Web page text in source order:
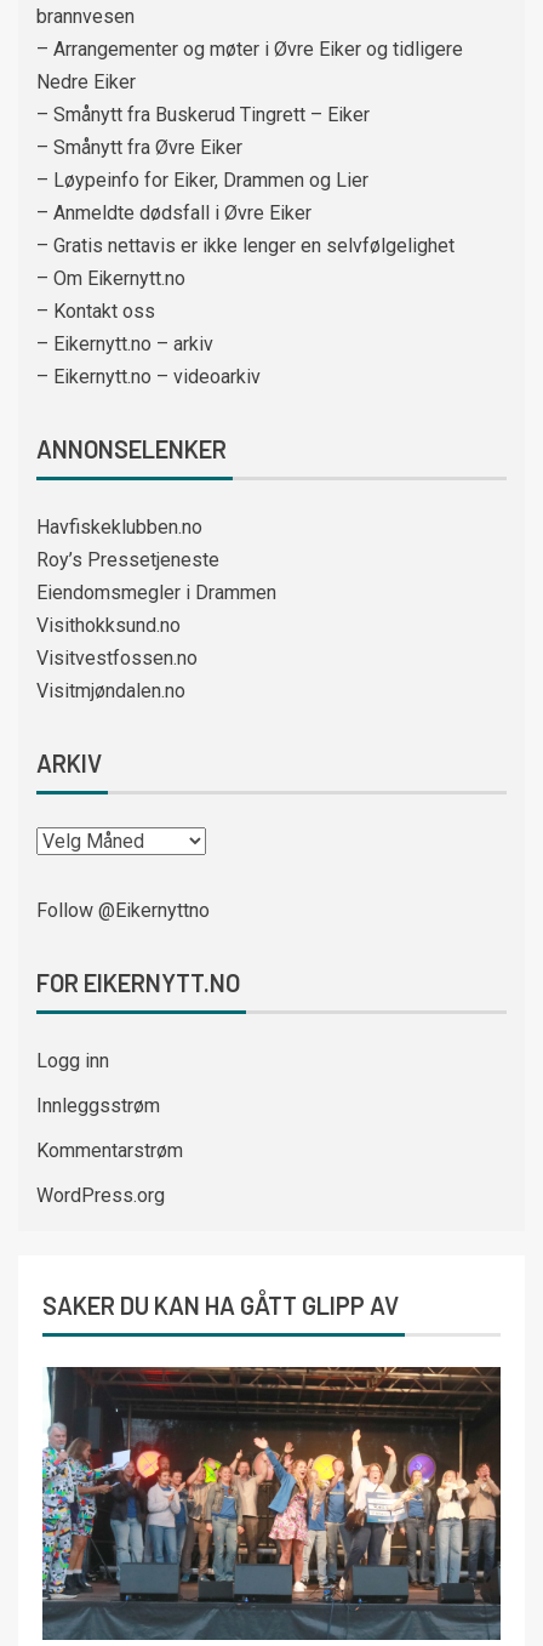
brannvesen
– Arrangementer og møter i Øvre Eiker og tidligere
Nedre Eiker
– Smånytt fra Buskerud Tingrett – Eiker
– Smånytt fra Øvre Eiker
– Løypeinfo for Eiker, Drammen og Lier
– Anmeldte dødsfall i Øvre Eiker
– Gratis nettavis er ikke lenger en selvfølgelighet
– Om Eikernytt.no
– Kontakt oss
– Eikernytt.no – arkiv
– Eikernytt.no – videoarkiv
ANNONSELENKER
Havfiskeklubben.no
Roy’s Pressetjeneste
Eiendomsmegler i Drammen
Visithokksund.no
Visitvestfossen.no
Visitmjøndalen.no
ARKIV
Follow @Eikernyttno
FOR EIKERNYTT.NO
Logg inn
Innleggsstrøm
Kommentarstrøm
WordPress.org
SAKER DU KAN HA GÅTT GLIPP AV